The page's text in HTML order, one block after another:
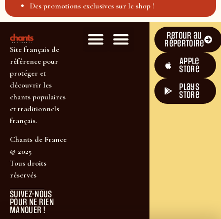
Des promotions exclusives sur le shop !
Site français de
référence pour
protéger et
découvrir les
chants populaires
et traditionnels
français.
Chants de France
© 2025
Tous droits
réservés
SUIVEZ-NOUS
POUR NE RIEN
MANQUER !
Retour au
répertoire
Apple
Store
plays
store